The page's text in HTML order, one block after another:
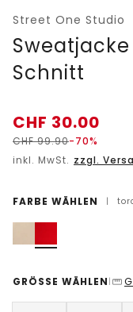
Street One Studio
Schnitt
CHF 30.00
CHF99.90-70%
inkl. MwSt. zzgl.
FARBE WÄHLEN |
GRÖSSE WÄHLEN |